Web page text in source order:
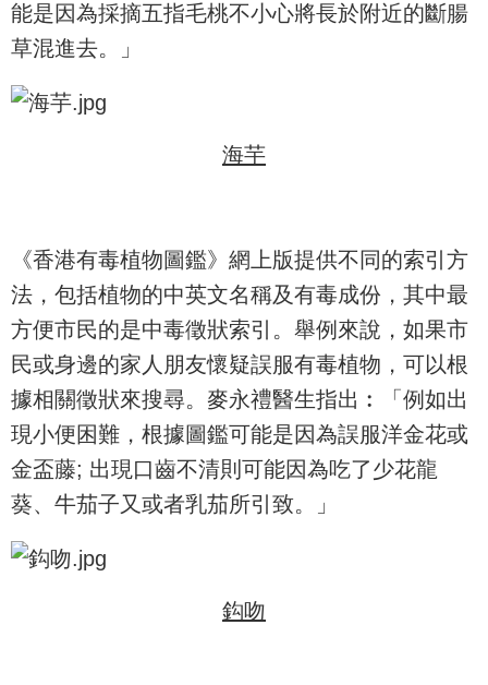
能是因為採摘五指毛桃不小心將長於附近的斷腸
草混進去。」
海芋
《香港有毒植物圖鑑》網上版提供不同的索引方
法，包括植物的中英文名稱及有毒成份，其中最
方便市民的是中毒徵狀索引。舉例來說，如果市
民或身邊的家人朋友懷疑誤服有毒植物，可以根
據相關徵狀來搜尋。麥永禮醫生指出︰「例如出
現小便困難，根據圖鑑可能是因為誤服洋金花或
金盃藤; 出現口齒不清則可能因為吃了少花龍
葵、牛茄子又或者乳茄所引致。」
鈎吻